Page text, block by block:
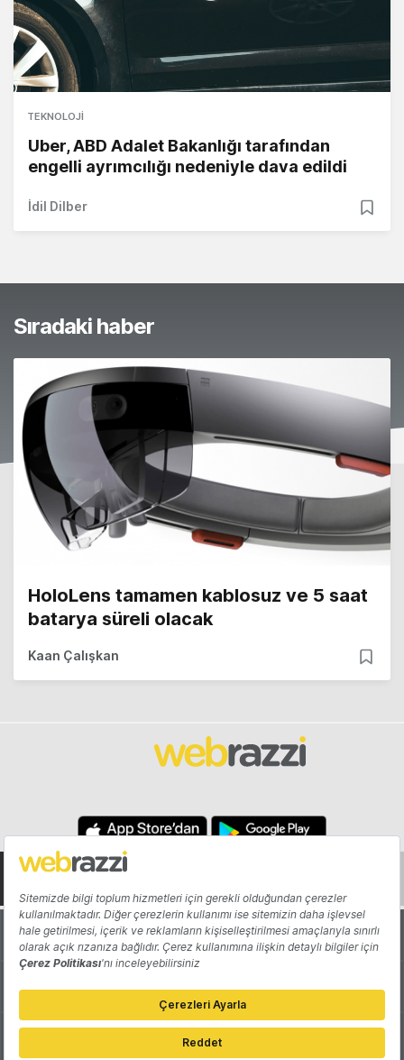
TEKNOLOJI
Uber, ABD Adalet Bakanlığı tarafından
engelli ayrımcılığı nedeniyle dava edildi
İdil Dilber
Sıradaki haber
HoloLens tamamen kablosuz ve 5 saat
batarya süreli olacak
Kaan Çalışkan
Hakkında Yazarlar
Katkıda Bulun Reklam